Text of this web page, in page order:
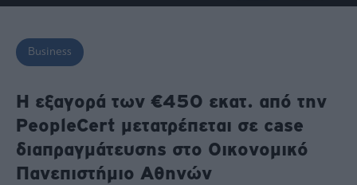
Τράπεζες
Ναυτιλία
Estate
Ενέργεια
Πολιτική
Πολιτισμός
Business
Η εξαγορά των €450 εκατ. από την
PeopleCert μετατρέπεται σε case
διαπραγμάτευσης στο Οικονομικό
Πανεπιστήμιο Αθηνών